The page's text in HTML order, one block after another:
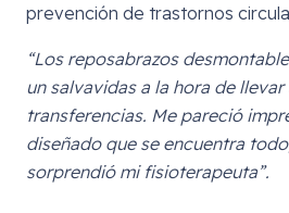
prevención de trastornos
“Los reposabrazos
un salvavidas a la hora de
transferencias. Me pareció
diseñado que se encuentra
sorprendió mi fisioterapeuta”.